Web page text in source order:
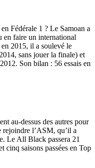
Fédérale 1 ? Le Samoan a
en faire un international
2015, il a soulevé le
sans jouer la finale) et
Son bilan : 56 essais en
au-dessus des autres pour
rejoindre l’ASM, qu’il a
Le All Black passera 21
cinq saisons passées en Top